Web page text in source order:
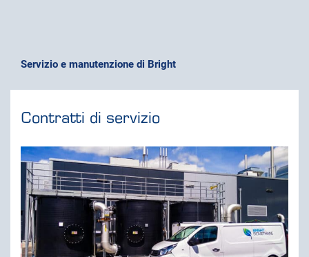
Servizio e manutenzione di Bright
Contratti di servizio